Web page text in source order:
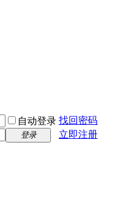
自动登录 找回密码
登录 立即注册